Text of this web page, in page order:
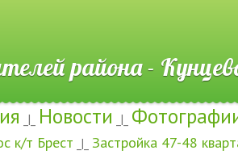
района -
_|_ Новости _|_
к/т Брест _|_ Застройка 47-48